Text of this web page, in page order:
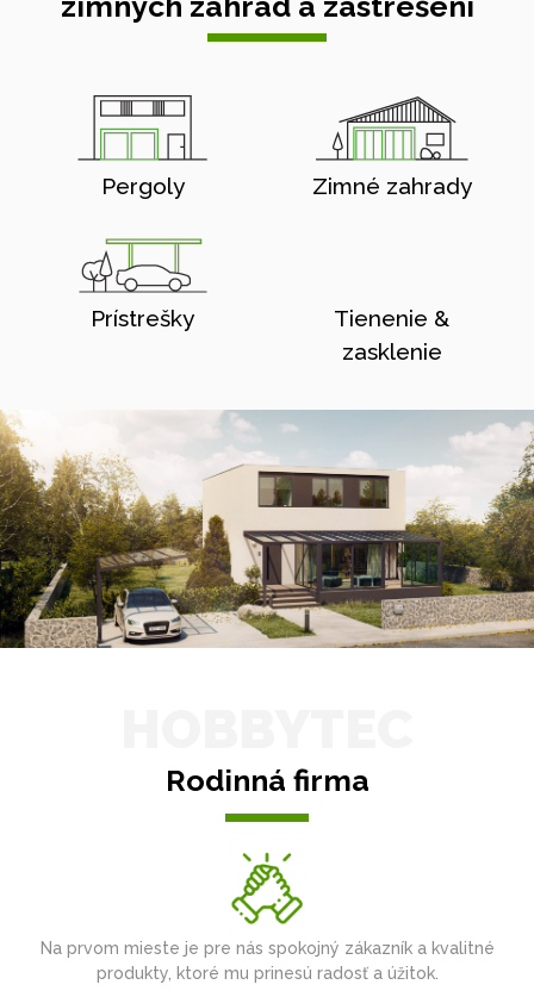
Pergoly Zimné zahrady
Prístrešky
Tienenie &
zasklenie
Rodinná firma
Na prvom mieste je pre nás spokojný zákazník a kvalitné
produkty, ktoré mu prinesú radosť a úžitok.